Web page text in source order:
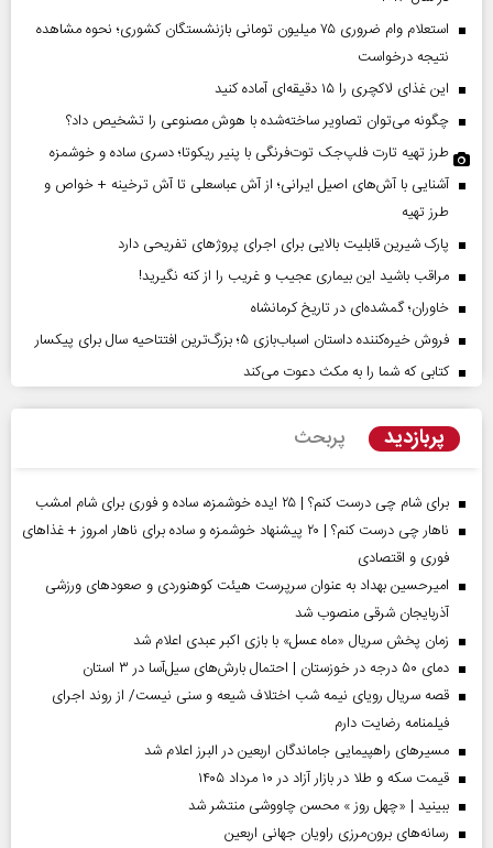
استعلام وام ضروری ۷۵ میلیون تومانی بازنشستگان کشوری؛ نحوه مشاهده
نتیجه درخواست
این غذای لاکچری را ۱۵ دقیقه‌ای آماده کنید
چگونه می‌توان تصاویر ساخته‌شده با هوش مصنوعی را تشخیص داد؟
طرز تهیه تارت فلپ‌جک توت‌فرنگی با پنیر ریکوتا؛ دسری ساده و خوشمزه
آشنایی با آش‌های اصیل ایرانی؛ از آش عباسعلی تا آش ترخینه + خواص و
طرز تهیه
پارک شیرین قابلیت‌ بالایی برای اجرای پروژهای تفریحی دارد
مراقب باشید این بیماری عجیب و غریب را از کنه نگیرید!
خاوران؛ گمشده‌ای در تاریخ کرمانشاه
فروش خیره‌کننده داستان اسباب‌بازی ۵؛ بزرگ‌ترین افتتاحیه سال برای پیکسار
کتابی که شما را به مکث دعوت می‌کند
پربازدید پربحث
برای شام چی درست کنم؟ | ۲۵ ایده خوشمزه، ساده و فوری برای شام امشب
ناهار چی درست کنم؟ | ۲۰ پیشنهاد خوشمزه و ساده برای ناهار امروز + غذاهای
فوری و اقتصادی
امیرحسین بهداد به عنوان سرپرست هیئت کوهنوردی و صعودهای ورزشی
آذربایجان شرقی منصوب شد
زمان پخش سریال «ماه عسل» با بازی اکبر عبدی اعلام شد
دمای ۵۰ درجه در خوزستان | احتمال بارش‌های سیل‌آسا در ۳ استان
قصه سریال رویای نیمه شب اختلاف شیعه و سنی نیست/ از روند اجرای
فیلمنامه رضایت دارم
مسیر‌های راهپیمایی جاماندگان اربعین در البرز اعلام شد
قیمت سکه و طلا در بازار آزاد در ۱۰ مرداد ۱۴۰۵
ببینید | «چهل روز » محسن چاووشی منتشر شد
رسانه‌های برون‌مرزی راویان جهانی اربعین